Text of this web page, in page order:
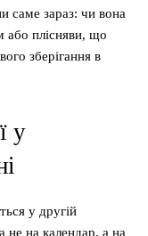
саме зараз: чи вона
або плісняви, що
зберігання в
у
у другій
не на календар, а на